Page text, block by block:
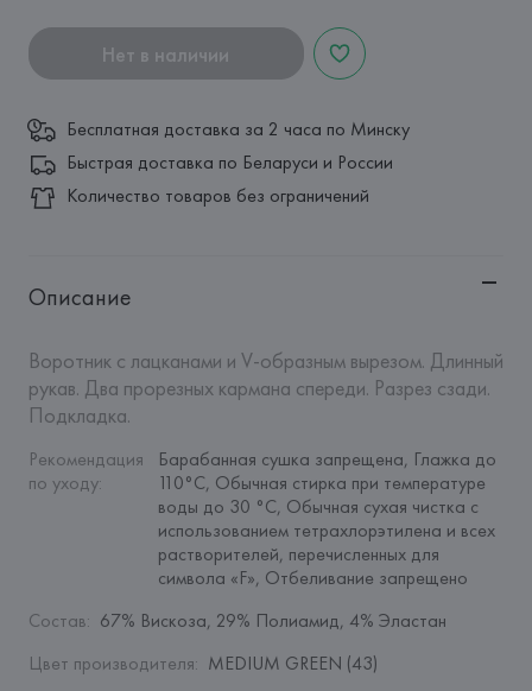
Нет в наличии
Бесплатная доставка за 2 часа по Минску
Быстрая доставка по Беларуси и России
Количество товаров без ограничений
Описание
Воротник с лацканами и V-образным вырезом. Длинный
рукав. Два прорезных кармана спереди. Разрез сзади.
Подкладка.
Рекомендация
по уходу:
Барабанная сушка запрещена, Глажка до
110°C, Обычная стирка при температуре
воды до 30 °C, Обычная сухая чистка с
использованием тетрахлорэтилена и всех
растворителей, перечисленных для
символа «F», Отбеливание запрещено
Состав: 67% Вискоза, 29% Полиамид, 4% Эластан
Цвет производителя: MEDIUM GREEN (43)